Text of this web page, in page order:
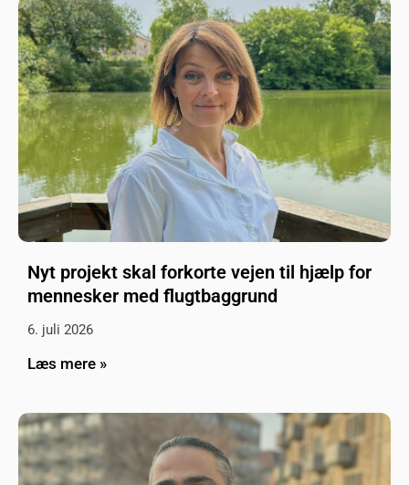
Nyt projekt skal forkorte vejen til hjælp for
mennesker med flugtbaggrund
6. juli 2026
Læs mere »